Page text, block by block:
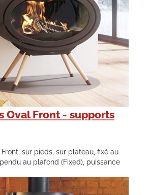
Oval Front - supports
sur pieds, sur plateau, fixé au
au plafond (Fixed), puissance